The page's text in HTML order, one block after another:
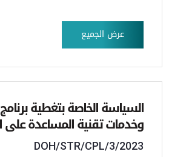
عرض الجميع
السياسة الخاصة بتغطية
وخدمات تقنية المساعدة على
DOH/STR/CPL/3/2023